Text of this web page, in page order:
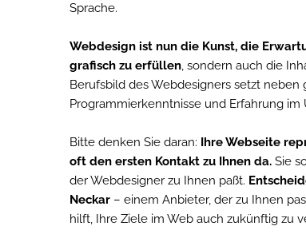
Sprache.
Webdesign ist nun die Kunst, die
grafisch zu erfüllen, sondern auch die
Berufsbild des Webdesigners setzt
Programmierkenntnisse und Erfahrung
Bitte denken Sie daran: Ihre Webseite
oft den ersten Kontakt zu Ihnen da. Sie
der Webdesigner zu Ihnen paßt.
Neckar – einem Anbieter, der zu Ihnen
hilft, Ihre Ziele im Web auch zukünftig zu